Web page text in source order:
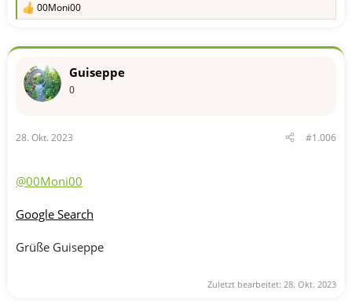
R
k
o
:
00Moni00
Guiseppe
0
28. Okt. 2023 #1.006
@00Moni00
Google Search
Grüße Guiseppe
Zuletzt bearbeitet: 28. Okt. 2023